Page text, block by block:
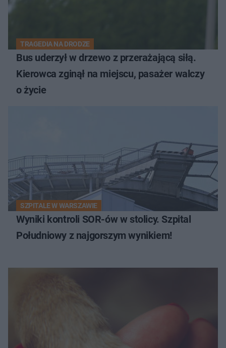
TRAGEDIA NA DRODZE
Bus uderzył w drzewo z przerażającą siłą.
Kierowca zginął na miejscu, pasażer walczy
o życie
SZPITALE W WARSZAWIE
Wyniki kontroli SOR-ów w stolicy. Szpital
Południowy z najgorszym wynikiem!